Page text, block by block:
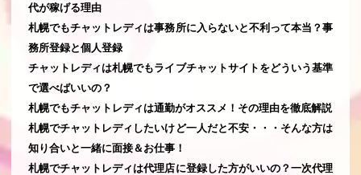
代が稼げる理由
札幌でもチャットレディは事務所に入らないと不利って本当？事
務所登録と個人登録
チャットレディは札幌でもライブチャットサイトをどういう基準
で選べばいいの？
札幌でもチャットレディは通勤がオススメ！その理由を徹底解説
札幌でチャットレディしたいけど一人だと不安・・・そんな方は
知り合いと一緒に面接＆お仕事！
札幌でチャットレディは代理店に登録した方がいいの？一次代理